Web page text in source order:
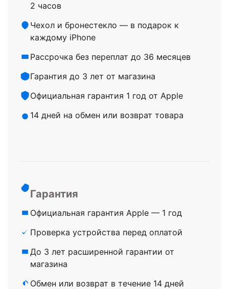
2 часов
Чехол и бронестекло — в подарок к
каждому iPhone
Рассрочка без переплат до 36 месяцев
Гарантия до 3 лет от магазина
Официальная гарантия 1 год от Apple
14 дней на обмен или возврат товара
Гарантия
Официальная гарантия Apple — 1 год
Проверка устройства перед оплатой
До 3 лет расширенной гарантии от
магазина
Обмен или возврат в течение 14 дней